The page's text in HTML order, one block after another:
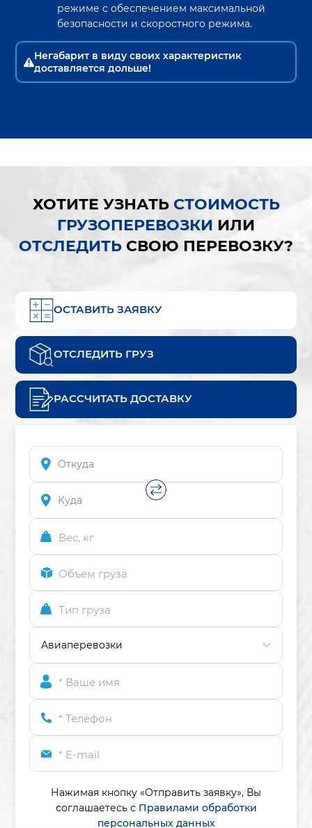
режиме с обеспечением максимальной
безопасности и скоростного режима.
Негабарит в виду своих характеристик
доставляется дольше!
ХОТИТЕ УЗНАТЬ СТОИМОСТЬ
ГРУЗОПЕРЕВОЗКИ ИЛИ
ОТСЛЕДИТЬ СВОЮ ПЕРЕВОЗКУ?
ОСТАВИТЬ ЗАЯВКУ
ОТСЛЕДИТЬ ГРУЗ
РАССЧИТАТЬ ДОСТАВКУ
Вес, кг
Объем груза
Тип груза
* Ваше имя
* Телефон
* E-mail
Нажимая кнопку «Отправить заявку», Вы
соглашаетесь с Правилами обработки
персональных данных